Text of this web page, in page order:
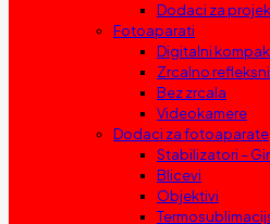
Dodaci za
Fotoaparati
Digitalni
Zrcalno
Bez zrcala
Videokamere
Dodaci za fotoaparate
Stabilizatori –
Blicevi
Objektivi